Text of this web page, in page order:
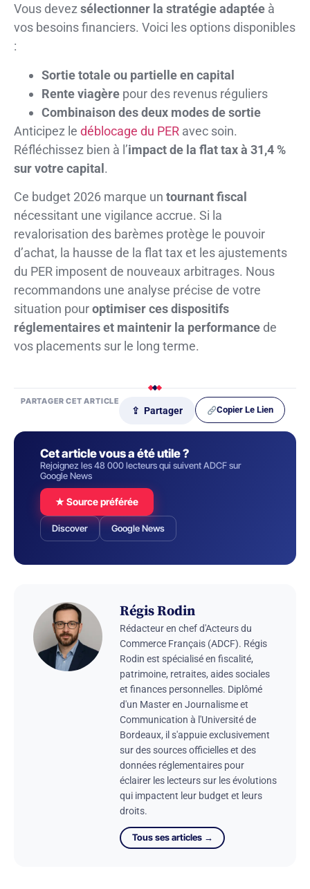
Vous devezsélectionner la stratégie adaptée à
vos besoins financiers. Voici les options disponibles
:
Sortie totale ou partielle en capital
Rente viagère pour des revenus réguliers
Combinaison des deux modes de sortie
Anticipez le déblocage du PER avec soin.
Réfléchissez bien à l’impact de la flat tax à 31,4 %
sur votre capital.
Ce budget 2026 marque un tournant fiscal
nécessitant une vigilance accrue. Si la
revalorisation des barèmes protège le pouvoir
d’achat, la hausse de la flat tax et les ajustements
du PER imposent de nouveaux arbitrages. Nous
recommandons une analyse précise de votre
situation pouroptimiser ces dispositifs
réglementaires et maintenir la performance de
vos placements sur le long terme.
PARTAGER CET ARTICLE
⇪ Partager Copier Le Lien
Cet article vous a été utile ?
Rejoignez les 48 000 lecteurs qui suivent ADCF sur
Google News
★ Source préférée
Discover Google News
Régis Rodin
Rédacteur en chef d'Acteurs du
Commerce Français (ADCF). Régis
Rodin est spécialisé en fiscalité,
patrimoine, retraites, aides sociales
et finances personnelles. Diplômé
d'un Master en Journalisme et
Communication à l'Université de
Bordeaux, il s'appuie exclusivement
sur des sources officielles et des
données réglementaires pour
éclairer les lecteurs sur les évolutions
qui impactent leur budget et leurs
droits.
Tous ses articles →